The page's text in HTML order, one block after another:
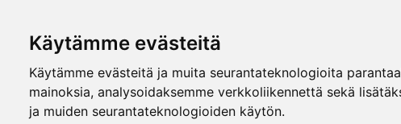
Käytämme evästeitä
Käytämme evästeitä ja muita seurantateknologioita
mainoksia, analysoidaksemme verkkoliikennettä sekä
ja muiden seurantateknologioiden käytön.